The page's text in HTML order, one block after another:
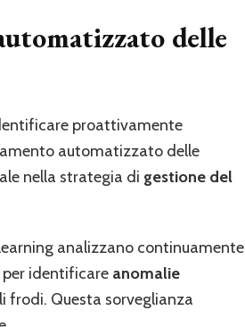
delle
proattivamente
automatizzato delle
nella strategia di gestione del
analizzano continuamente
identificare anomalie
frodi. Questa sorveglianza